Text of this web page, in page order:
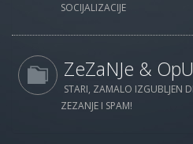
SOCIJALIZACIJE
ZeZaNJe &
STARI, ZAMALO IZGUBLJEN
ZEZANJE I SPAM!